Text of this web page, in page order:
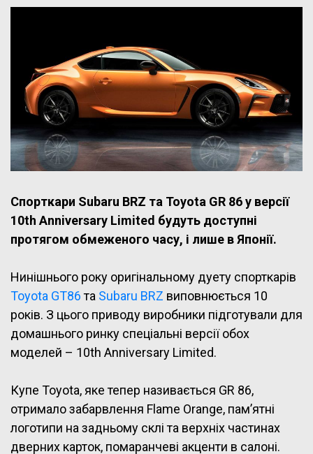
Спорткари Subaru BRZ та Toyota GR 86 у версії
10th Anniversary Limited будуть доступні
протягом обмеженого часу, і лише в Японії.
Нинішнього року оригінальному дуету спорткарів
Toyota GT86та Subaru BRZ виповнюється 10
років. З цього приводу виробники підготували для
домашнього ринку спеціальні версії обох
моделей – 10th Anniversary Limited.
Купе Toyota, яке тепер називається GR 86,
отримало забарвлення Flame Orange, пам’ятні
логотипи на задньому склі та верхніх частинах
дверних карток, помаранчеві акценти в салоні.